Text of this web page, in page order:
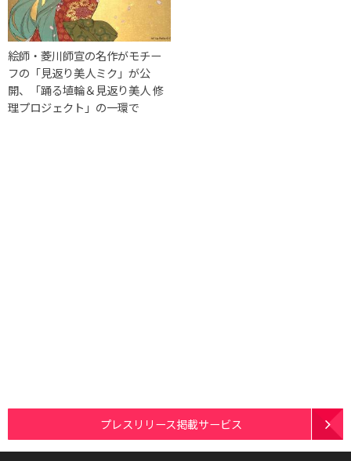
絵師・菱川師宣の名作がモチー
フの「見返り美人ミク」が公
開、「踊る埴輪＆見返り美人 修
理プロジェクト」の一環で
プレスリリース掲載サービス